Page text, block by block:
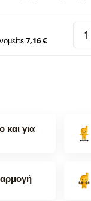
7,16 €
και για